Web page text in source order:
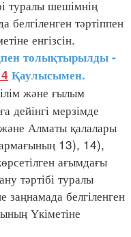
туралы шешімнің
белгіленген тәртіппен
енгізсін.
толықтырылды -
Қаулысымен.
және ғылым
дейінгі мерзімде
Алматы қалалары
13), 14),
ағымдағы
тәртібі туралы
белгіленген
Үкіметіне